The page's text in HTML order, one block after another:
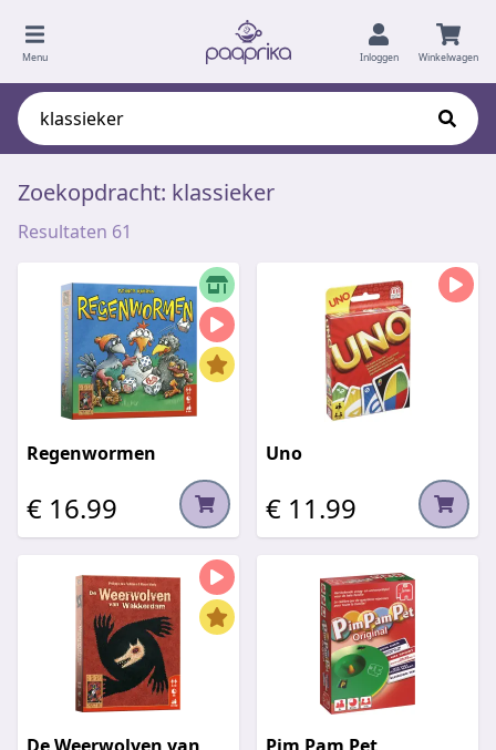
Menu Inloggen Winkelwagen
Zoekopdracht: klassieker
Resultaten 61
Regenwormen
€ 16.99
Uno
€ 11.99